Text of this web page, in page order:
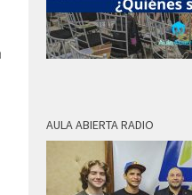
AULA ABIERTA RADIO